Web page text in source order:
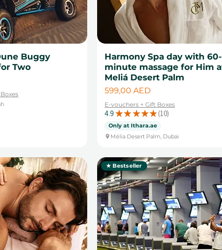
Buggy
Two
Harmony Spa day with 60-
minute massage for Him
Meliá Desert Palm
Цена
599,00 AED
E-vouchers + Gift Boxes
4.9 ★ ★ ★ ★ ★ 10
10
Only at Ithara.ae
Mélia Desert Palm, Dubai
★ Bestseller